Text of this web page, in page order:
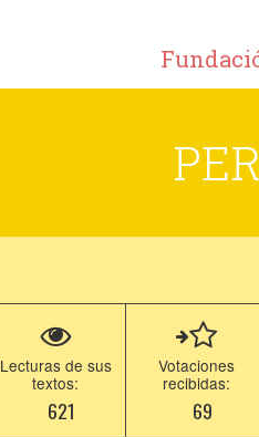
Lecturas de sus
textos:
621
Votaciones
recibidas:
69